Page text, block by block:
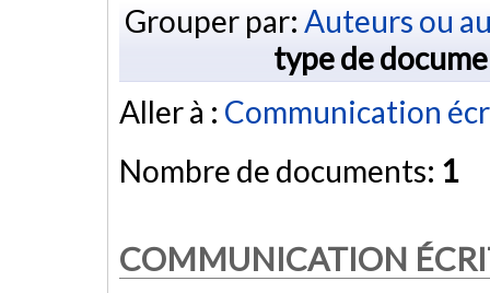
Grouper par: Auteurs ou
type de
Aller à : Communication
Nombre de documents: 1
COMMUNICATION